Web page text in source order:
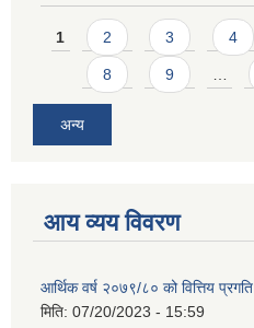
Pages
1 2 3 4
8 9
अन्य
आय व्यय विवरण
आर्थिक वर्ष २०७९/८० को वित्तिय
मिति: 07/20/2023 - 15:59